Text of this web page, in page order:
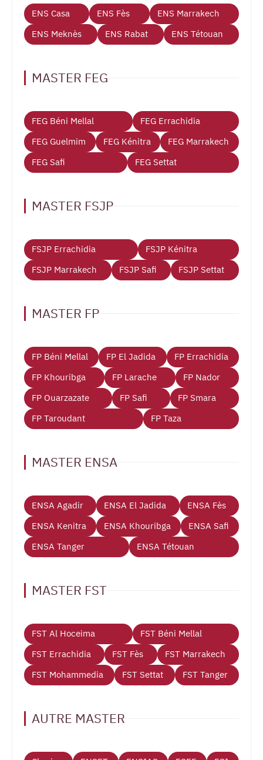
ENS Casa ENS Fès
ENS Marrakech
ENS Meknès
ENS Rabat ENS Tétouan
MASTER FEG
FEG Béni Mellal
FEG Errachidia
FEG Guelmim
FEG Kénitra
FEG Marrakech
FEG Safi
FEG Settat
MASTER FSJP
FSJP Errachidia
FSJP Kénitra
FSJP Marrakech
FSJP Safi FSJP Settat
MASTER FP
FP Béni Mellal FP El Jadida
FP Errachidia
FP Khouribga
FP Larache
FP Nador
FP Ouarzazate
FP Safi
FP Smara
FP Taroudant
FP Taza
MASTER ENSA
ENSA Agadir ENSA El Jadida
ENSA Fès
ENSA Kenitra
ENSA Khouribga
ENSA Safi
ENSA Tanger
ENSA Tétouan
MASTER FST
FST Al Hoceima
FST Béni Mellal
FST Errachidia
FST Fès
FST Marrakech
FST Mohammedia
FST Settat FST Tanger
AUTRE MASTER